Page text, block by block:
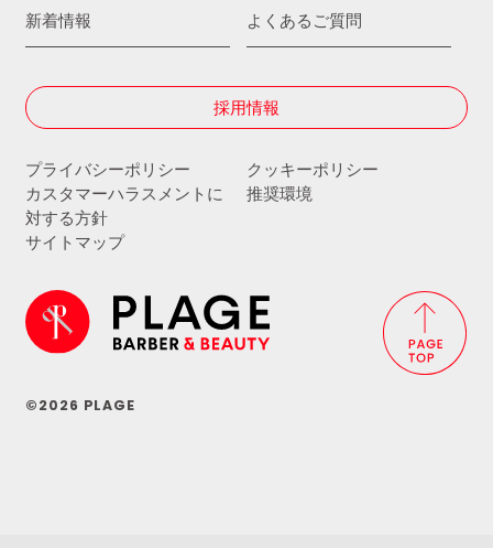
新着情報 よくあるご質問
採用情報
プライバシーポリシー
クッキーポリシー
カスタマーハラスメントに
対する方針
推奨環境
サイトマップ
©2026 PLAGE